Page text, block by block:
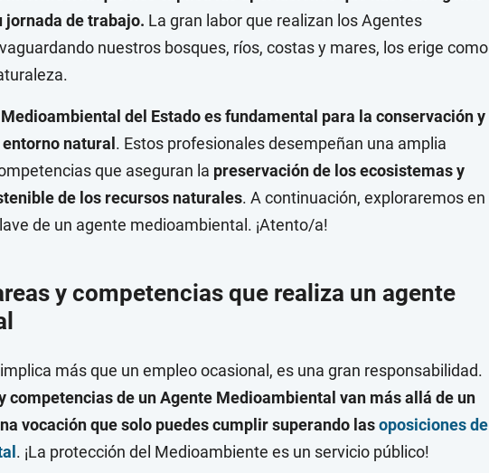
jornada de trabajo. La gran labor que realizan los Agentes
nuestros bosques, ríos, costas y mares, los erige como
del Estado es fundamental para la conservación y
natural . Estos profesionales desempeñan una amplia
que aseguran la preservación de los ecosistemas y
de los recursos naturales. A continuación, exploraremos en
de un agente medioambiental. ¡Atento/a!
y competencias que realiza un agente
más que un empleo ocasional, es una gran responsabilidad.
competencias de un Agente Medioambiental van más allá de un
vocación que solo puedes cumplir superando lasoposiciones de
. ¡La protección del Medioambiente es un servicio público!